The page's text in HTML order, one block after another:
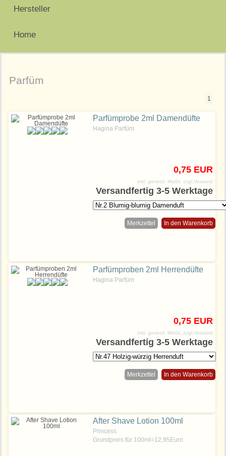
Hersteller
Home
Parfüm
1
Parfümprobe 2ml Damendüfte
Hagina Parfüm
0,75 EUR
inkl. gesetzl. MwSt. zzgl.Versand
Versandfertig 3-5 Werktage
In den Warenkorb
Merkzettel
Parfümproben 2ml Herrendüfte
Hagina Parfüm
0,75 EUR
inkl. gesetzl. MwSt. zzgl.Versand
Versandfertig 3-5 Werktage
In den Warenkorb
Merkzettel
After Shave Lotion 100ml
Princess
Grundpreis für 100ml=12,95Euro